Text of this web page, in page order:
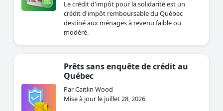
Le crédit d'impôt pour la solidarité est un
crédit d'impôt remboursable du Québec
destiné aux ménages à revenu faible ou
modéré.
Prêts sans enquête de crédit au
Québec
Par Caitlin Wood
Mise à jour le juillet 28, 2026